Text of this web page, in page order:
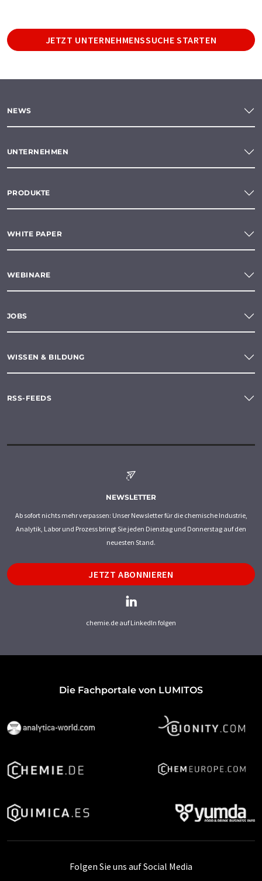
JETZT UNTERNEHMENSSUCHE STARTEN
NEWS
UNTERNEHMEN
PRODUKTE
WHITE PAPER
WEBINARE
JOBS
WISSEN & BILDUNG
RSS-FEEDS
NEWSLETTER
Ab sofort nichts mehr verpassen: Unser Newsletter für die chemische Industrie,
Analytik, Labor und Prozess bringt Sie jeden Dienstag und Donnerstag auf den
neuesten Stand.
JETZT ABONNIEREN
chemie.de auf LinkedIn folgen
Die Fachportale von LUMITOS
Folgen Sie uns auf Social Media